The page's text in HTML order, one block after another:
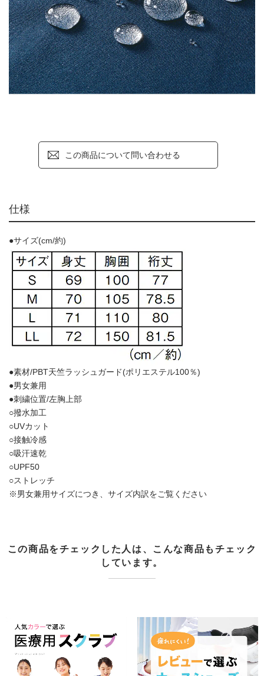
この商品について問い合わせる
仕様
●サイズ(cm/約)
●素材/PBT天竺ラッシュガード(ポリエステル100％)
●男女兼用
●刺繍位置/左胸上部
○撥水加工
○UVカット
○接触冷感
○吸汗速乾
○UPF50
○ストレッチ
※男女兼用サイズにつき、サイズ内訳をご覧ください
この商品をチェックした人は、こんな商品もチェック
しています。